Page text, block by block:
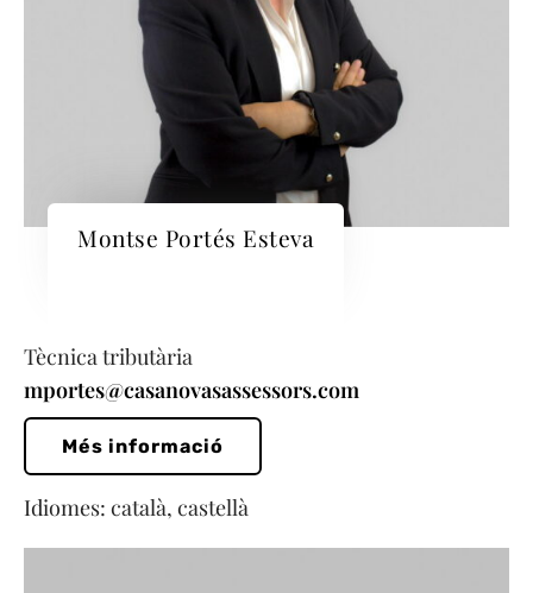
Montse Portés Esteva
Tècnica tributària
mportes@casanovasassessors.com
Més informació
Idiomes: català, castellà